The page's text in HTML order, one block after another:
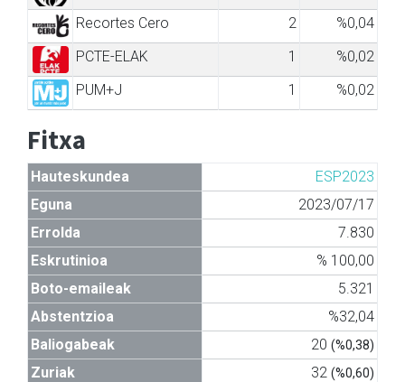
Recortes Cero
2
%0,04
PCTE-ELAK
1
%0,02
PUM+J
1 %0,02
Fitxa
Hauteskundea
ESP2023
Eguna
2023/07/17
Errolda
7.830
Eskrutinioa
% 100,00
Boto-emaileak
5.321
Abstentzioa
%32,04
Baliogabeak
20 (%0,38)
Zuriak 32 (%0,60)